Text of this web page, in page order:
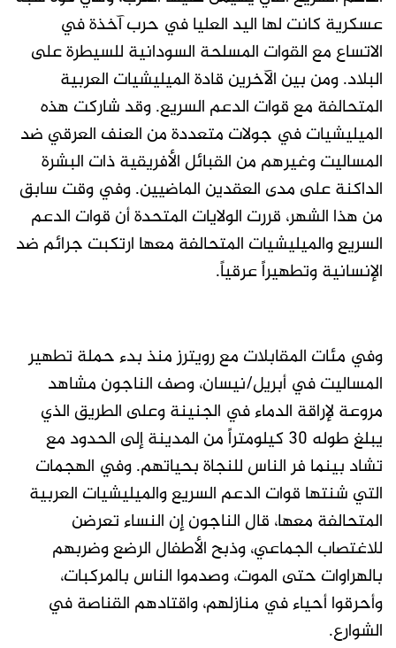
عسكرية كانت لها اليد العليا في حرب آخذة في
الاتساع مع القوات المسلحة السودانية للسيطرة على
البلاد. ومن بين الآخرين قادة الميليشيات العربية
المتحالفة مع قوات الدعم السريع. وقد شاركت هذه
الميليشيات في جولات متعددة من العنف العرقي ضد
المساليت وغيرهم من القبائل الأفريقية ذات البشرة
الداكنة على مدى العقدين الماضيين. وفي وقت سابق
من هذا الشهر، قررت الولايات المتحدة أن قوات الدعم
السريع والميليشيات المتحالفة معها ارتكبت جرائم ضد
الإنسانية وتطهيراً عرقياً.
وفي مئات المقابلات مع رويترز منذ بدء حملة تطهير
المساليت في أبريل/نيسان، وصف الناجون مشاهد
مروعة لإراقة الدماء في الجنينة وعلى الطريق الذي
يبلغ طوله 30 كيلومتراً من المدينة إلى الحدود مع
تشاد بينما فر الناس للنجاة بحياتهم. وفي الهجمات
التي شنتها قوات الدعم السريع والميليشيات العربية
المتحالفة معها، قال الناجون إن النساء تعرضن
للاغتصاب الجماعي، وذبح الأطفال الرضع وضربهم
بالهراوات حتى الموت، وصدموا الناس بالمركبات،
وأحرقوا أحياء في منازلهم، واقتادهم القناصة في
الشوارع.